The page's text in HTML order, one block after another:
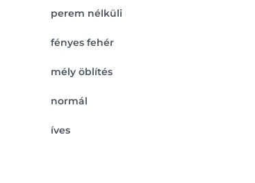
perem nélküli
fényes fehér
mély öblítés
normál
íves